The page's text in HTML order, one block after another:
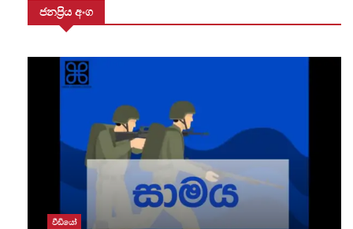
ජනප්‍රිය අංග
වීඩියෝ